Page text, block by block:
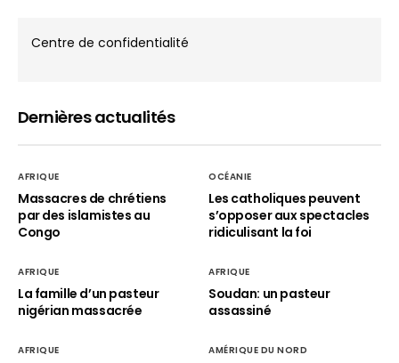
Centre de confidentialité
Dernières actualités
AFRIQUE
Massacres de chrétiens
par des islamistes au
Congo
OCÉANIE
Les catholiques peuvent
s’opposer aux spectacles
ridiculisant la foi
AFRIQUE
La famille d’un pasteur
nigérian massacrée
AFRIQUE
Soudan: un pasteur
assassiné
AFRIQUE AMÉRIQUE DU NORD